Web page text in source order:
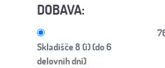
DOBAVA:
Skladišče 8 (i) (do 6
delovnih dni)